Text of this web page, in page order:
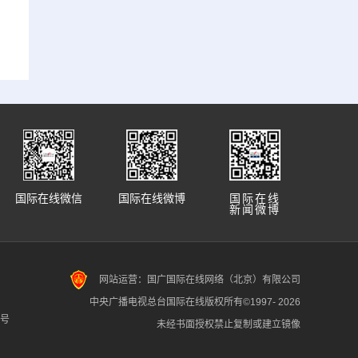
国际在线
新闻微博
国际在线微博
国际在线微信
网站运营：国广国际在线网络（北京）有限公司
中央广播电视总台国际在线版权所有©1997- 2026
未经书面授权禁止复制或建立镜像